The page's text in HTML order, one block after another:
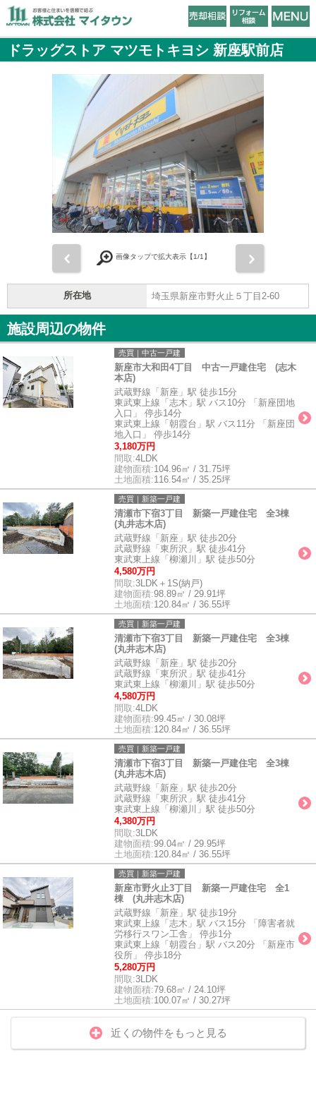
ドラッグストア マツモトキヨシ 新座駅前店
画像タップで拡大表示【1/1】
所在地 埼玉県新座市野火止５丁目2-60
施設周辺の物件
売買｜中古一戸建
新座市大和田4丁目 中古一戸建住宅 (志木
本店)
武蔵野線「新座」駅 徒歩15分
東武東上線「志木」駅 バス10分 「新座団地
入口」 停歩14分
東武東上線「朝霞台」駅 バス11分 「新座団
地入口」 停歩14分
3,180万円
間取:4LDK
建物面積:104.96㎡ / 31.75坪
土地面積:116.54㎡ / 35.25坪
売買｜新築一戸建
清瀬市下宿3丁目 新築一戸建住宅 全3棟
(丸井志木店)
武蔵野線「新座」駅 徒歩20分
武蔵野線「東所沢」駅 徒歩41分
東武東上線「柳瀬川」駅 徒歩50分
4,580万円
間取:3LDK＋1S(納戸)
建物面積:98.89㎡ / 29.91坪
土地面積:120.84㎡ / 36.55坪
売買｜新築一戸建
清瀬市下宿3丁目 新築一戸建住宅 全3棟
(丸井志木店)
武蔵野線「新座」駅 徒歩20分
武蔵野線「東所沢」駅 徒歩41分
東武東上線「柳瀬川」駅 徒歩50分
4,580万円
間取:4LDK
建物面積:99.45㎡ / 30.08坪
土地面積:120.84㎡ / 36.55坪
売買｜新築一戸建
清瀬市下宿3丁目 新築一戸建住宅 全3棟
(丸井志木店)
武蔵野線「新座」駅 徒歩20分
武蔵野線「東所沢」駅 徒歩41分
東武東上線「柳瀬川」駅 徒歩50分
4,380万円
間取:3LDK
建物面積:99.04㎡ / 29.95坪
土地面積:120.84㎡ / 36.55坪
売買｜新築一戸建
新座市野火止3丁目 新築一戸建住宅 全1
棟 (丸井志木店)
武蔵野線「新座」駅 徒歩19分
東武東上線「志木」駅 バス15分 「障害者就
労移行スワン工舎」 停歩1分
東武東上線「朝霞台」駅 バス20分 「新座市
役所」 停歩18分
5,280万円
間取:3LDK
建物面積:79.68㎡ / 24.10坪
土地面積:100.07㎡ / 30.27坪
近くの物件をもっと見る